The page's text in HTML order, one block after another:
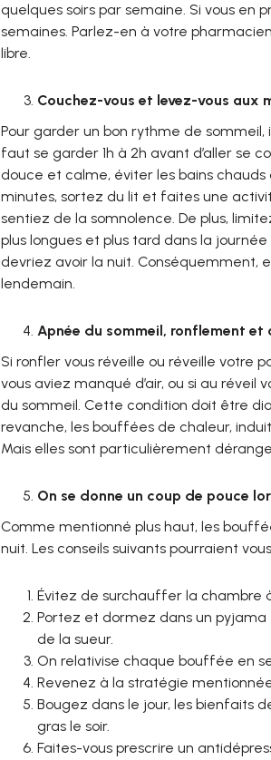
quelques soirs par semaine. Si vous en
semaines. Parlez-en à votre
libre.
Couchez-vous et levez-vous aux
Pour garder un bon rythme de
faut se garder 1h à 2h avant d’aller se
douce et calme, éviter les bains chauds
minutes, sortez du lit et faites une
sentiez de la somnolence. De plus,
plus longues et plus tard dans la
devriez avoir la nuit. Conséquemment,
lendemain.
Apnée du sommeil, ronflement et
Si ronfler vous réveille ou réveille votre
vous aviez manqué d’air, ou si au
du sommeil. Cette condition doit être
revanche, les bouffées de chaleur,
Mais elles sont particulièrement
On se donne un coup de pouce
Comme mentionné plus haut, les
nuit. Les conseils suivants pourraient
Évitez de surchauffer la chambre
Portez et dormez dans un pyjama
de la sueur.
On relativise chaque bouffée en
Revenez à la stratégie
Bougez dans le jour, les bienfaits
gras le soir.
Faites-vous prescrire un